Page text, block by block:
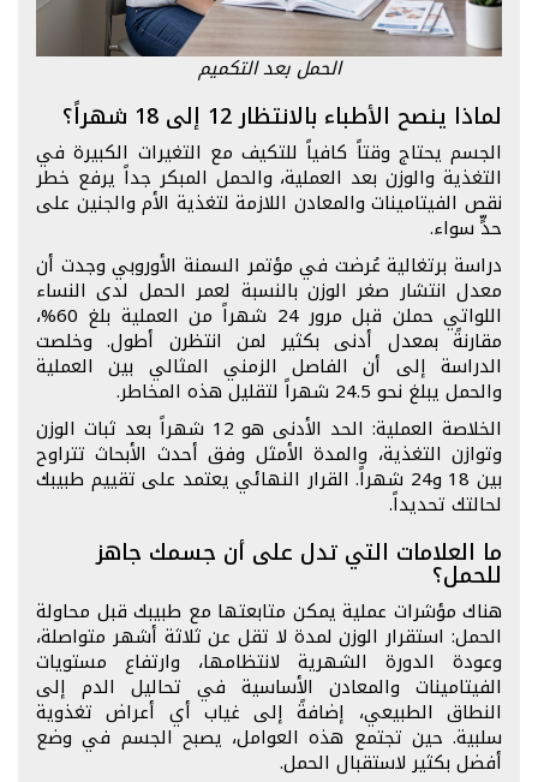
الحمل بعد التكميم
لماذا ينصح الأطباء بالانتظار 12 إلى 18 شهراً؟
الجسم يحتاج وقتاً كافياً للتكيف مع التغيرات الكبيرة في
التغذية والوزن بعد العملية، والحمل المبكر جداً يرفع خطر
نقص الفيتامينات والمعادن اللازمة لتغذية الأم والجنين على
حدٍّ سواء.
دراسة برتغالية عُرضت في مؤتمر السمنة الأوروبي وجدت أن
معدل انتشار صغر الوزن بالنسبة لعمر الحمل لدى النساء
اللواتي حملن قبل مرور 24 شهراً من العملية بلغ 60%،
مقارنةً بمعدل أدنى بكثير لمن انتظرن أطول. وخلصت
الدراسة إلى أن الفاصل الزمني المثالي بين العملية
والحمل يبلغ نحو 24.5 شهراً لتقليل هذه المخاطر.
الخلاصة العملية: الحد الأدنى هو 12 شهراً بعد ثبات الوزن
وتوازن التغذية، والمدة الأمثل وفق أحدث الأبحاث تتراوح
بين 18 و24 شهراً. القرار النهائي يعتمد على تقييم طبيبك
لحالتك تحديداً.
ما العلامات التي تدل على أن جسمك جاهز
للحمل؟
هناك مؤشرات عملية يمكن متابعتها مع طبيبك قبل محاولة
الحمل: استقرار الوزن لمدة لا تقل عن ثلاثة أشهر متواصلة،
وعودة الدورة الشهرية لانتظامها، وارتفاع مستويات
الفيتامينات والمعادن الأساسية في تحاليل الدم إلى
النطاق الطبيعي، إضافةً إلى غياب أي أعراض تغذوية
سلبية. حين تجتمع هذه العوامل، يصبح الجسم في وضع
أفضل بكثير لاستقبال الحمل.